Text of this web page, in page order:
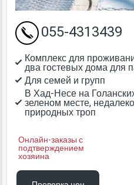
Комплекс для
два гостевых дома для
Для семей и групп
В Хад-Несе на
зеленом месте,
природных троп
Онлайн-заказы с
подтверждением
хозяина
055-4313439